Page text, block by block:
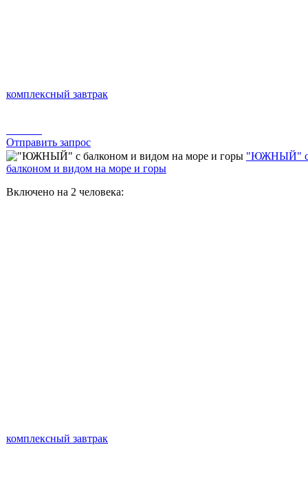
комплексный завтрак
Отправить запрос
"ЮЖНЫЙ"
балконом и видом на море и горы
Включено на 2 человека:
комплексный завтрак